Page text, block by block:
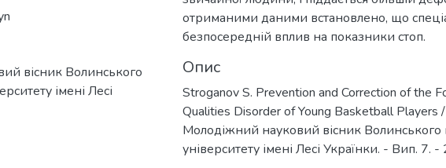
вісник Волинського
імені Лесі
отриманими даними встановлено, що
безпосередній вплив на показники стоп.
Опис
Stroganov S. Prevention and Correction of the
Qualities Disorder of Young Basketball Players
Молодіжний науковий вісник Волинського
університету імені Лесі Українки. - Вип. 7.